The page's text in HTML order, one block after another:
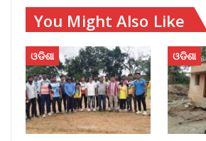
You Might Also Like
ଓଡିଶା ଓଡିଶା